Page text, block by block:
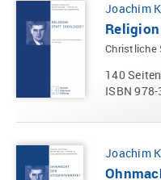
Joachim
Christliche
140
ISBN
Joachim